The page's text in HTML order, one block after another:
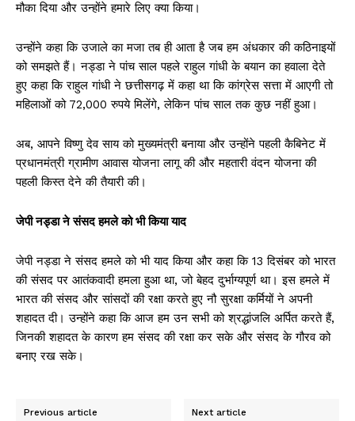
मौका दिया और उन्होंने हमारे लिए क्या किया।
उन्होंने कहा कि उजाले का मजा तब ही आता है जब हम अंधकार की कठिनाइयों
को समझते हैं। नड्डा ने पांच साल पहले राहुल गांधी के बयान का हवाला देते
हुए कहा कि राहुल गांधी ने छत्तीसगढ़ में कहा था कि कांग्रेस सत्ता में आएगी तो
महिलाओं को 72,000 रुपये मिलेंगे, लेकिन पांच साल तक कुछ नहीं हुआ।
अब, आपने विष्णु देव साय को मुख्यमंत्री बनाया और उन्होंने पहली कैबिनेट में
प्रधानमंत्री ग्रामीण आवास योजना लागू की और महतारी वंदन योजना की
पहली किस्त देने की तैयारी की।
जेपी नड्डा ने संसद हमले को भी किया याद
जेपी नड्डा ने संसद हमले को भी याद किया और कहा कि 13 दिसंबर को भारत
की संसद पर आतंकवादी हमला हुआ था, जो बेहद दुर्भाग्यपूर्ण था। इस हमले में
भारत की संसद और सांसदों की रक्षा करते हुए नौ सुरक्षा कर्मियों ने अपनी
शहादत दी। उन्होंने कहा कि आज हम उन सभी को श्रद्धांजलि अर्पित करते हैं,
जिनकी शहादत के कारण हम संसद की रक्षा कर सके और संसद के गौरव को
बनाए रख सके।
Previous article Next article